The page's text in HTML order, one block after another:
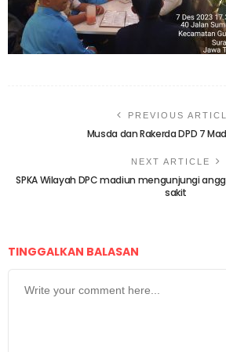
PREVIOUS
Musda dan Rakerda DPD 7
NEXT ARTICLE
SPKA Wilayah DPC madiun mengunjungi
sakit
TINGGALKAN BALASAN